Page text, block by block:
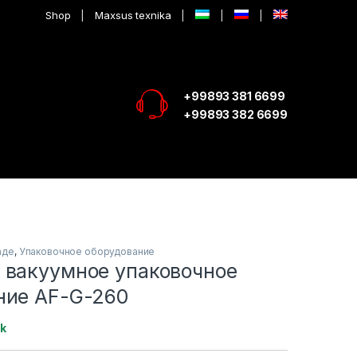
Shop Maxsus texnika
+99893 381 6699
+99893 382 6699
, Упаковочное оборудование
упаковочное
AF-G-260